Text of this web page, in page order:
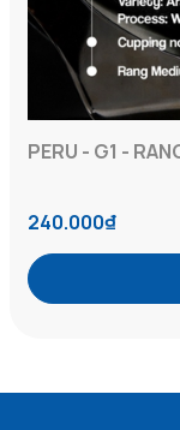
PERU - G1 -
240.000₫